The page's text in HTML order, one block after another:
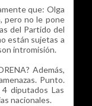
que: Olga
pero no le pone
del Partido del
están sujetas a
intromisión.
Además,
Punto.
diputados Las
nacionales.